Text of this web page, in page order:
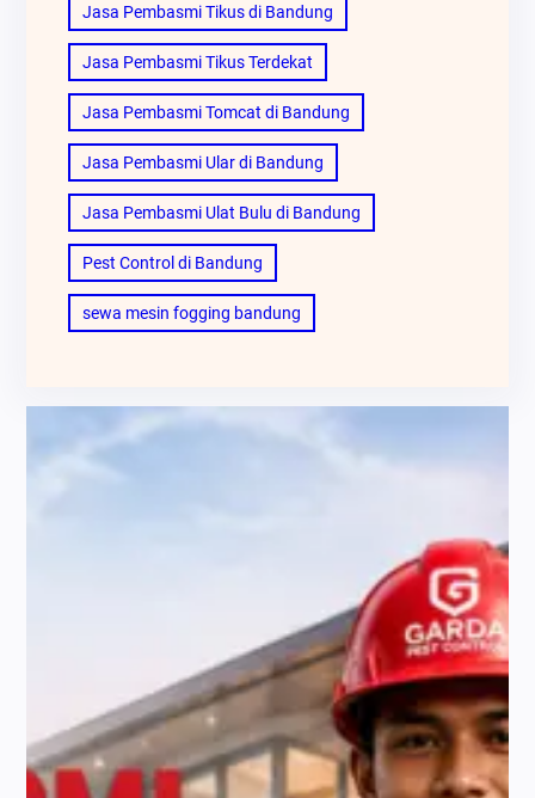
Jasa Pembasmi Tikus di Bandung
Jasa Pembasmi Tikus Terdekat
Jasa Pembasmi Tomcat di Bandung
Jasa Pembasmi Ular di Bandung
Jasa Pembasmi Ulat Bulu di Bandung
Pest Control di Bandung
sewa mesin fogging bandung